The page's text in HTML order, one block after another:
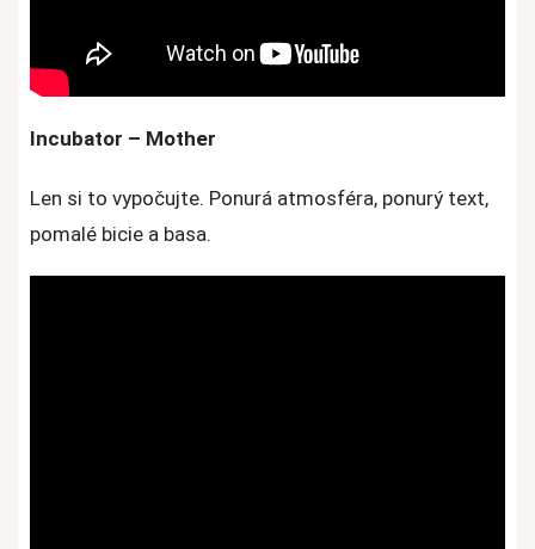
Incubator – Mother
Len si to vypočujte. Ponurá atmosféra, ponurý text,
pomalé bicie a basa.